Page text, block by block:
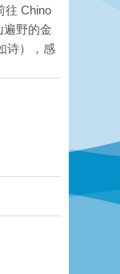
往 Chino
遍野的金
诗），感